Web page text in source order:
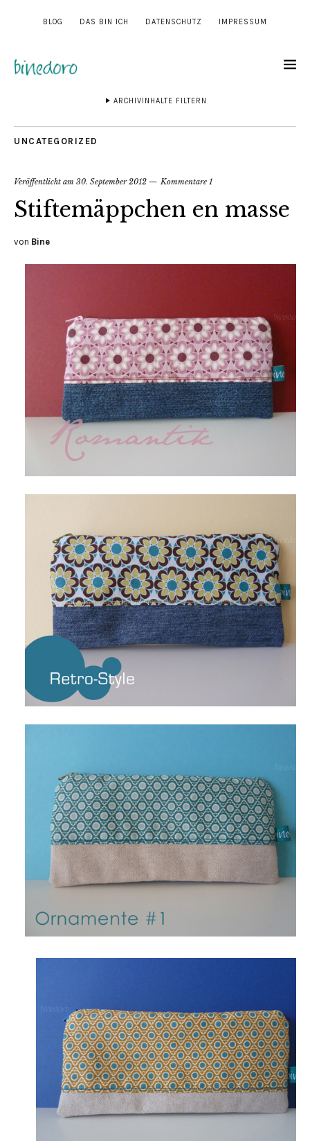
BLOG DAS BIN ICH DATENSCHUTZ IMPRESSUM
ARCHIVINHALTE FILTERN
UNCATEGORIZED
Veröffentlicht am 30. September 2012 Kommentare 1
Stiftemäppchen en masse
von Bine